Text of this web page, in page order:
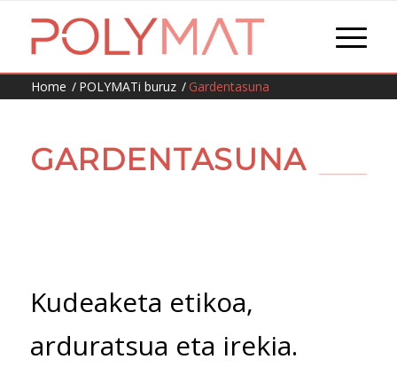
Home / POLYMATi buruz / Gardentasuna
GARDENTASUNA
Kudeaketa etikoa,
arduratsua eta irekia.